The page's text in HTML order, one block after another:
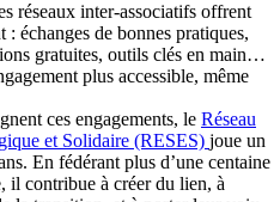
réseaux inter-associatifs offrent
échanges de bonnes pratiques,
gratuites, outils clés en main…
plus accessible, même
ces engagements, le Réseau
et Solidaire (RESES) joue un
En fédérant plus d’une centaine
il contribue à créer du lien, à